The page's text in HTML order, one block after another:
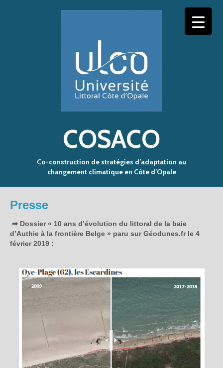
COSACO
Co-construction de stratégies d’adaptation au
changement climatique en Côte d’Opale
Presse
➡ Dossier « 10 ans d’évolution du littoral de la baie
d’Authie à la frontière Belge » paru sur Géodunes.fr le 4
février 2019 :